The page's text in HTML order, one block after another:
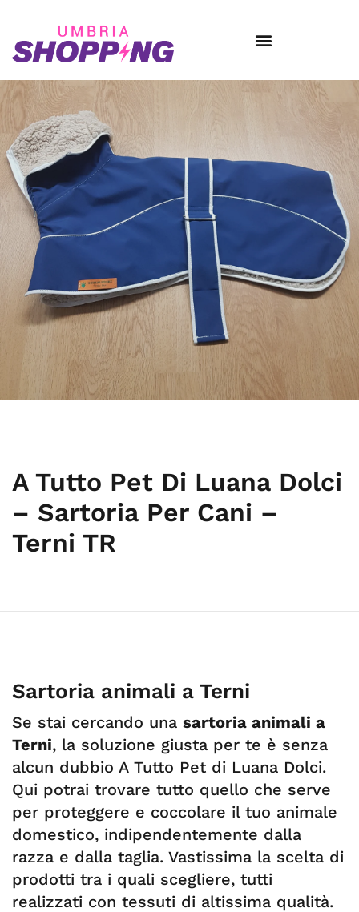
A Tutto Pet Di Luana Dolci
– Sartoria Per Cani –
Terni TR
Sartoria animali a Terni
Se stai cercando una sartoria animali a
Terni, la soluzione giusta per te è senza
alcun dubbio A Tutto Pet di Luana Dolci.
Qui potrai trovare tutto quello che serve
per proteggere e coccolare il tuo animale
domestico, indipendentemente dalla
razza e dalla taglia. Vastissima la scelta di
prodotti tra i quali scegliere, tutti
realizzati con tessuti di altissima qualità.